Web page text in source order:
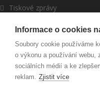
Tiskové zprávy
ROMEA v médiích
Dárci a partneři
Darujte
Informace o cookies
Soubory cookie používáme
o výkonu a používání webu,
sociálních médií a ke
reklam. Zjistit více